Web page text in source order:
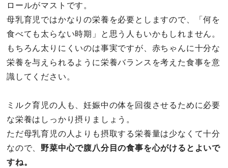
ロールがマストです。
母乳育児ではかなりの栄養を必要としますので、「何を
食べても太らない時期」と思う人もいかもしれません。
もちろん太りにくいのは事実ですが、赤ちゃんに十分な
栄養を与えられるように栄養バランスを考えた食事を意
識してください。
ミルク育児の人も、妊娠中の体を回復させるために必要
な栄養はしっかり摂りましょう。
ただ母乳育児の人よりも摂取する栄養量は少なくて十分
なので、野菜中心で腹八分目の食事を心がけるとよいで
すね。